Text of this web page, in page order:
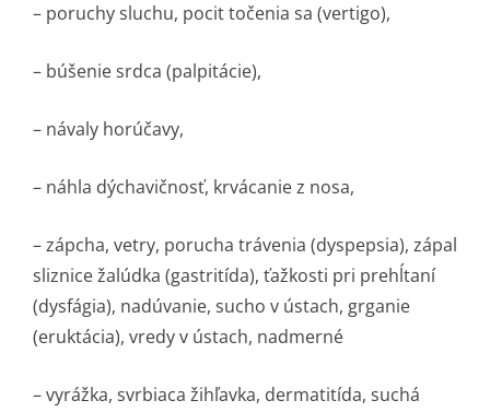
– poruchy sluchu, pocit točenia sa (vertigo),
– búšenie srdca (palpitácie),
– návaly horúčavy,
– náhla dýchavičnosť, krvácanie z nosa,
– zápcha, vetry, porucha trávenia (dyspepsia), zápal
sliznice žalúdka (gastritída), ťažkosti pri prehĺtaní
(dysfágia), nadúvanie, sucho v ústach, grganie
(eruktácia), vredy v ústach, nadmerné
– vyrážka, svrbiaca žihľavka, dermatitída, suchá